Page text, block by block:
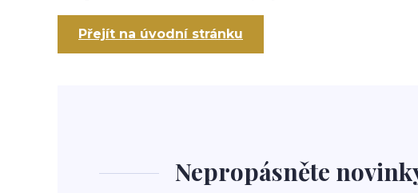
Přejít na úvodní stránku
Nepropásněte